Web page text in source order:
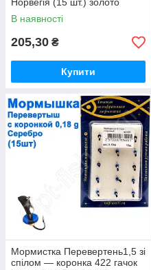
В наявності
205,30 ₴
Купити
Мормистка Перевертень1,5 зі
спілом — коронка 422 гачок